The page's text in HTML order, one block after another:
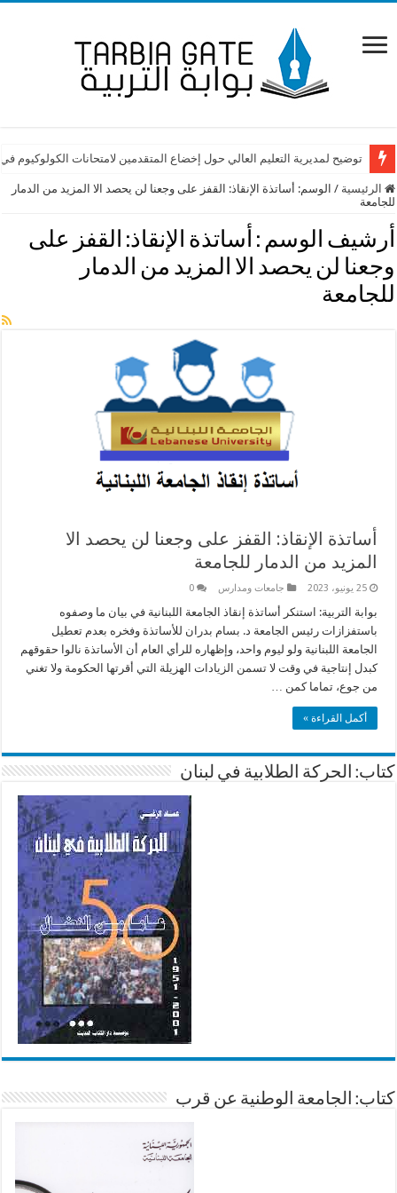
توضيح لمديرية التعليم العالي حول إخضاع المتقدمين لامتحانات الكولوكيوم
الرئيسية / الوسم: أساتذة الإنقاذ: القفز على وجعنا لن يحصد الا المزيد من الدمار
للجامعة
أرشيف الوسم : أساتذة الإنقاذ: القفز على
وجعنا لن يحصد الا المزيد من الدمار
للجامعة
أساتذة الإنقاذ: القفز على وجعنا لن يحصد الا
المزيد من الدمار للجامعة
25 يونيو، 2023 جامعات ومدارس 0
بوابة التربية: استنكر أساتذة إنقاذ الجامعة اللبنانية في بيان ما وصفوه
باستفزازات رئيس الجامعة د. بسام بدران للأساتذة وفخره بعدم تعطيل
الجامعة اللبنانية ولو ليوم واحد، وإظهاره للرأي العام أن الأساتذة نالوا حقوقهم
كبدل إنتاجية في وقت لا تسمن الزيادات الهزيلة التي أقرتها الحكومة ولا تغني
من جوع، تماما كمن …
أكمل القراءة »
كتاب: الحركة الطلابية في لبنان
كتاب: الجامعة الوطنية عن قرب